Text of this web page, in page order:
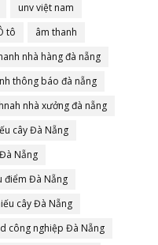
unv việt nam
tô
âm thanh
nhà hàng đà nẵng
thông báo đà nẵng
nhà xưởng đà nẵng
cây Đà Nẵng
Nẵng
điểm Đà Nẵng
cây Đà Nẵng
công nghiệp Đà Nẵng